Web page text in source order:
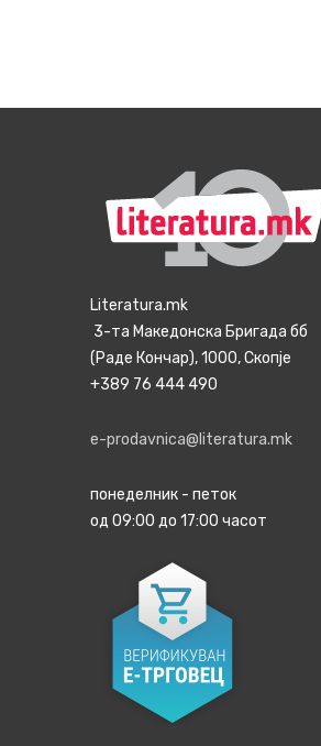
Literatura.mk
3-та Македонска Бригада бб
(Раде Кончар), 1000, Скопје
+389 76 444 490
e-prodavnica@literatura.mk
понеделник - петок
од 09:00 до 17:00 часот